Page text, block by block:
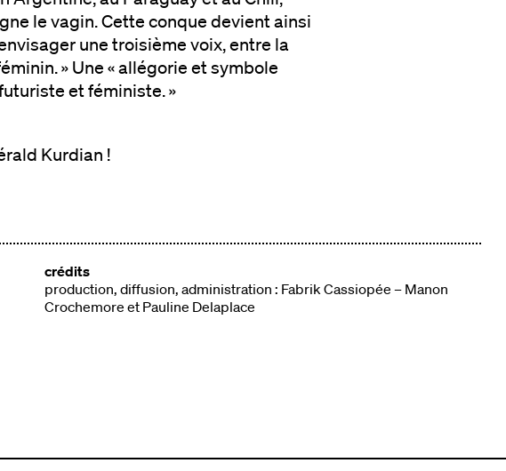
le vagin. Cette conque devient ainsi
une troisième voix, entre la
» Une « allégorie et symbole
et féministe. »
Kurdian !
crédits
production, diffusion, administration : Fabrik Cassiopée – Manon
Crochemore et Pauline Delaplace